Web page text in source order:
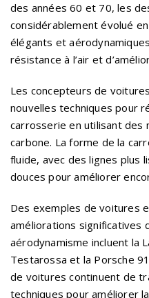
des années 60 et 70, les
considérablement évolué
élégants et
résistance à l’air et
Les concepteurs de
nouvelles techniques pour
carrosserie en utilisant des
carbone. La forme de la
fluide, avec des lignes plus
douces pour améliorer
Des exemples de voitures
améliorations significatives
aérodynamisme incluent la
Testarossa et la Porsche
de voitures continuent de
techniques pour améliorer